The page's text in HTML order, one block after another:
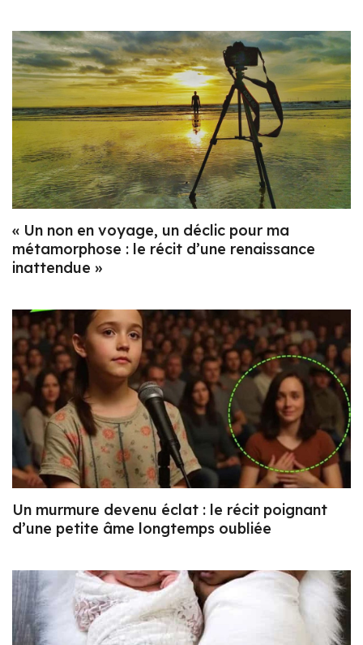
« Un non en voyage, un déclic pour ma
métamorphose : le récit d’une renaissance
inattendue »
Un murmure devenu éclat : le récit poignant
d’une petite âme longtemps oubliée